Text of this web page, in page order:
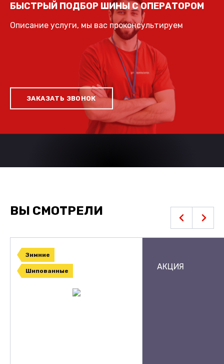
БЫСТРЫЙ ПОДБОР ШИНЫ С ОПЕРАТОРОМ
Описание услуги, мы вас проконсультируем
ЗАКАЗАТЬ ЗВОНОК
ВЫ СМОТРЕЛИ
Зимние
Шипованные АКЦИЯ